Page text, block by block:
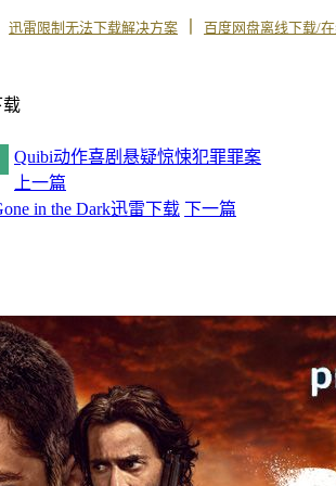
迅雷限制无法下载解决方案 百度网盘离线下载/
Quibi动作喜剧 悬疑惊悚犯罪罪案
上一篇
in the Dark迅雷下载 下一篇